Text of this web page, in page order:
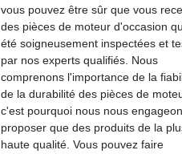
vous pouvez être sûr que vous
des pièces de moteur d'occasion
été soigneusement inspectées et
par nos experts qualifiés. Nous
comprenons l'importance de la
de la durabilité des pièces de
c'est pourquoi nous nous
proposer que des produits de la
haute qualité. Vous pouvez faire